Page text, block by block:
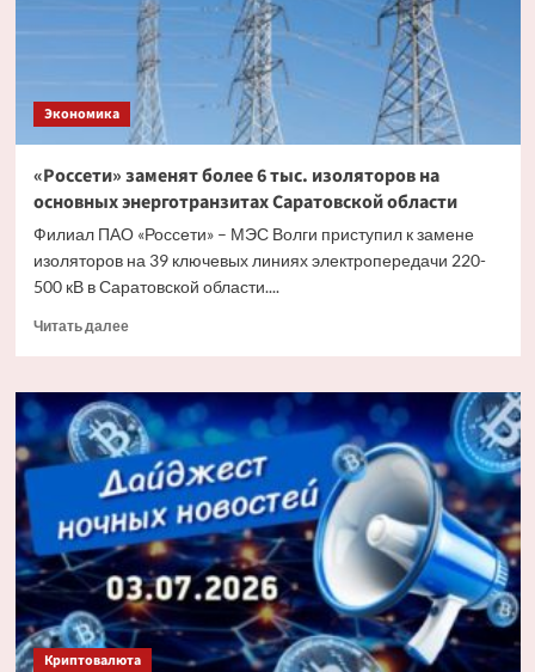
другими
видами
валюты
Экономика
«Россети» заменят более 6 тыс. изоляторов на
основных энерготранзитах Саратовской области
Филиал ПАО «Россети» – МЭС Волги приступил к замене
изоляторов на 39 ключевых линиях электропередачи 220-
500 кВ в Саратовской области....
Читать далееПрочитать
«Россети»
заменят
более
6
тыс.
изоляторов
на
основных
энерготранзитах
Саратовской
области
Криптовалюта